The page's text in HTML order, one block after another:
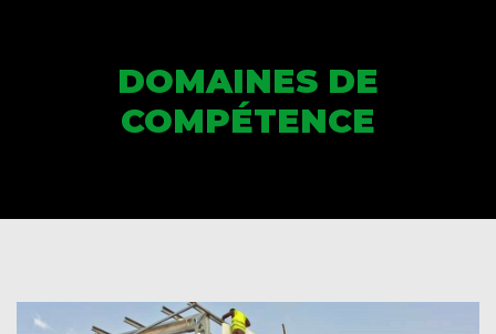
DOMAINES DE
COMPÉTENCE